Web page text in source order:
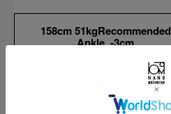
158cm 51kgRecommended
Ankle -3cm
Find out more on your body type